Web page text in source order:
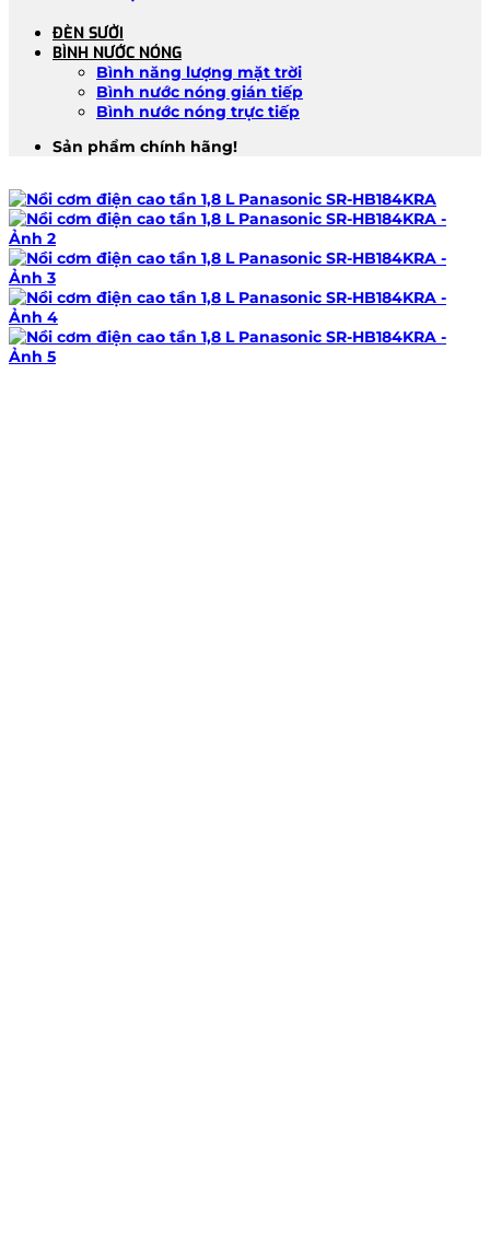
ĐÈN SƯỞI
BÌNH NƯỚC NÓNG
Bình năng lượng mặt trời
Bình nước nóng gián tiếp
Bình nước nóng trực tiếp
Sản phẩm chính hãng!